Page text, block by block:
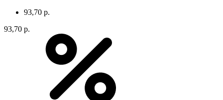
93,70 р.
93,70 р.